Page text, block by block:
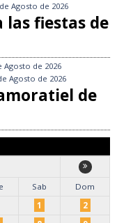
Agosto de 2026
las fiestas de
Agosto de 2026
Agosto de 2026
de
Sab
Dom
1
2